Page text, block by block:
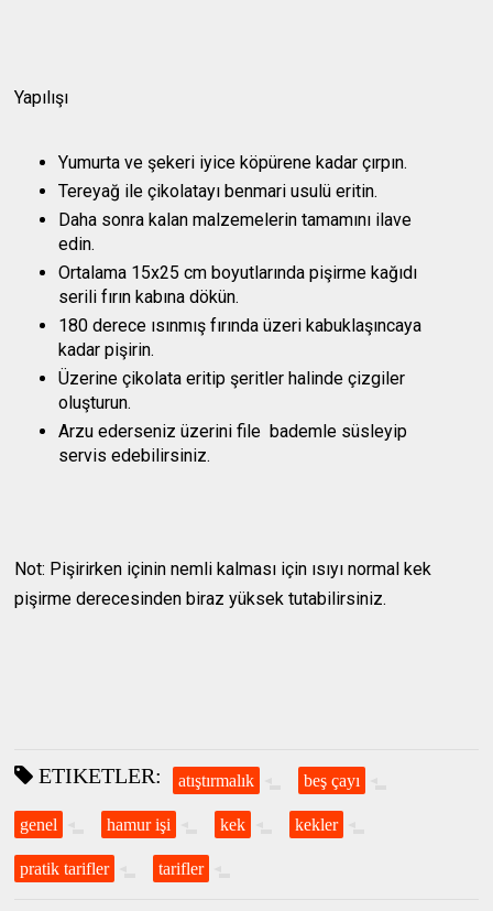
Yapılışı
Yumurta ve şekeri iyice köpürene kadar çırpın.
Tereyağ ile çikolatayı benmari usulü eritin.
Daha sonra kalan malzemelerin tamamını ilave
edin.
Ortalama 15x25 cm boyutlarında pişirme kağıdı
serili fırın kabına dökün.
180 derece ısınmış fırında üzeri kabuklaşıncaya
kadar pişirin.
Üzerine çikolata eritip şeritler halinde çizgiler
oluşturun.
Arzu ederseniz üzerini file bademle süsleyip
servis edebilirsiniz.
Not: Pişirirken içinin nemli kalması için ısıyı normal kek
pişirme derecesinden biraz yüksek tutabilirsiniz.
ETIKETLER: atıştırmalık beş çayı
genel hamur işi kek kekler
pratik tarifler tarifler